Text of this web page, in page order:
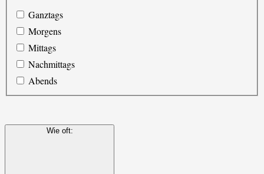
Ganztags
Morgens
Mittags
Nachmittags
Abends
Wie oft: